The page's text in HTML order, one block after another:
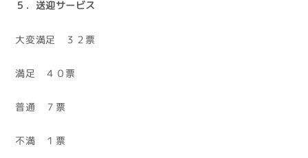
５．送迎サービス
大変満足 ３２票
満足 ４０票
普通 ７票
不満 １票